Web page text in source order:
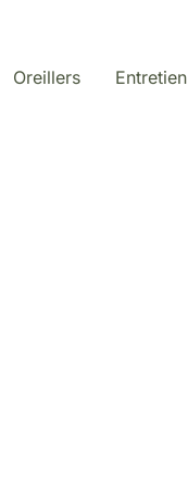
Oreillers Entretien